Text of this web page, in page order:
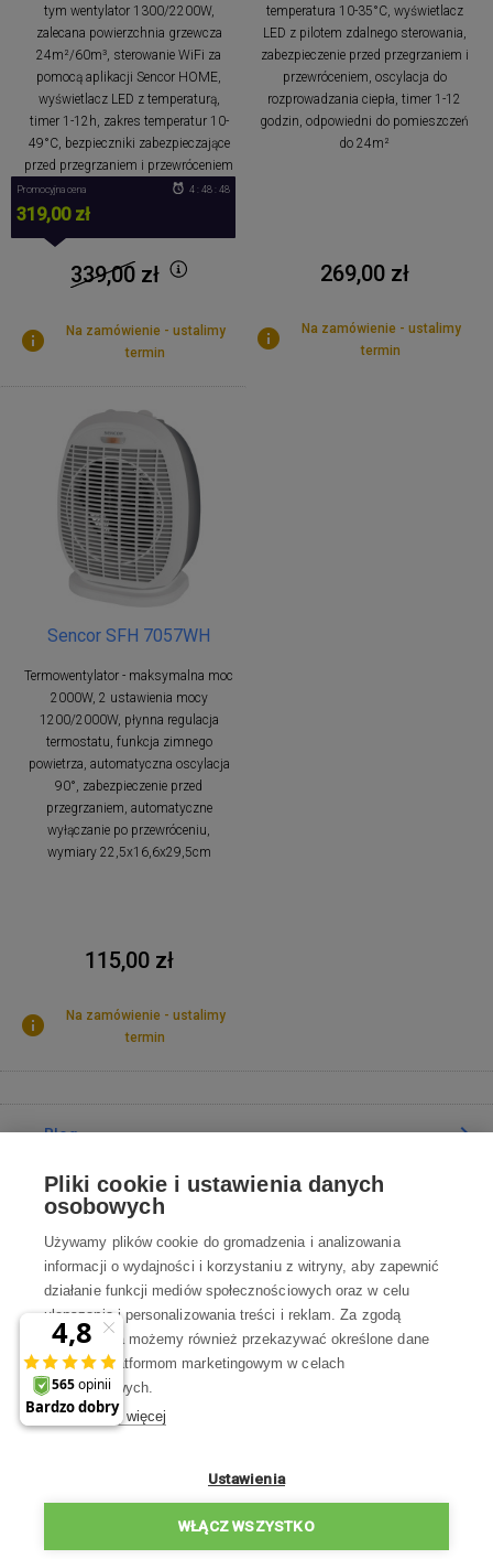
tym wentylator 1300/2200W,
zalecana powierzchnia grzewcza
24m²/60m³, sterowanie WiFi za
pomocą aplikacji Sencor HOME,
wyświetlacz LED z temperaturą,
timer 1-12h, zakres temperatur 10-
49°C, bezpieczniki zabezpieczające
przed przegrzaniem i przewróceniem
Promocyjna cena
319,00 zł
4 : 48 : 48
339,00zł
Na zamówienie - ustalimy
termin
temperatura 10-35°C, wyświetlacz
LED z pilotem zdalnego sterowania,
zabezpieczenie przed przegrzaniem i
przewróceniem, oscylacja do
rozprowadzania ciepła, timer 1-12
godzin, odpowiedni do pomieszczeń
do 24m²
269,00 zł
Na zamówienie - ustalimy
termin
Sencor SFH 7057WH
Termowentylator - maksymalna moc
2000W, 2 ustawienia mocy
1200/2000W, płynna regulacja
termostatu, funkcja zimnego
powietrza, automatyczna oscylacja
90°, zabezpieczenie przed
przegrzaniem, automatyczne
wyłączanie po przewróceniu,
wymiary 22,5x16,6x29,5cm
115,00 zł
Na zamówienie - ustalimy
termin
Blog
Poradnia
Wszystko o zakupach
Kontakt
Skontaktuj się z Nami
Pon-Pt 8:00—17:00
WSZYSTKIE KONTAKTY
Pliki cookie i ustawienia danych
osobowych
Używamy plików cookie do gromadzenia i analizowania
informacji o wydajności i korzystaniu z witryny, aby zapewnić
działanie funkcji mediów społecznościowych oraz w celu
ulepszania i personalizowania treści i reklam. Za zgodą
użytkownika możemy również przekazywać określone dane
osobowe platformom marketingowym w celach
marketingowych.
Dowiedz się więcej
Ustawienia
WŁĄCZ WSZYSTKO